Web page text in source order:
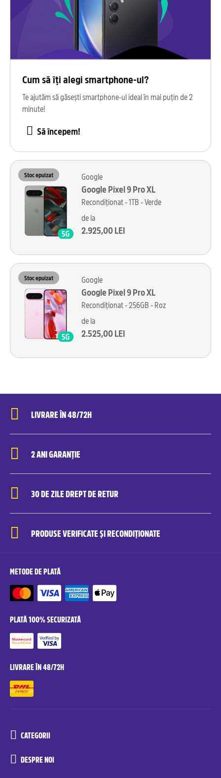
Cum să îți alegi smartphone-ul?
Te ajutăm să găsești smartphone-ul ideal în mai puțin de 2
minute!
Să începem!
Stoc epuizat Google
Google Pixel 9 Pro XL
Recondiționat - 1TB - Verde
de la
2.925,00 LEI
Stoc epuizat Google
Google Pixel 9 Pro XL
Recondiționat - 256GB - Roz
de la
2.525,00 LEI
LIVRARE ÎN 48/72H
2 ANI GARANȚIE
30 DE ZILE DREPT DE RETUR
PRODUSE VERIFICATE ȘI RECONDIȚIONATE
METODE DE PLATĂ
PLATĂ 100% SECURIZATĂ
LIVRARE ÎN 48/72H
CATEGORII
DESPRE NOI